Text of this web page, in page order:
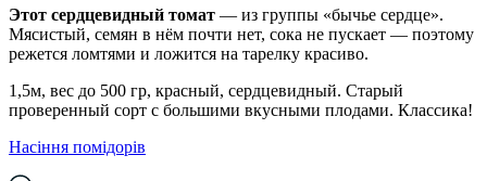
Этот сердцевидный томат — из группы «бычье сердце».
Мясистый, семян в нём почти нет, сока не пускает — поэтому
режется ломтями и ложится на тарелку красиво.
1,5м, вес до 500 гр, красный, сердцевидный. Старый
проверенный сорт с большими вкусными плодами. Классика!
Насіння помідорів